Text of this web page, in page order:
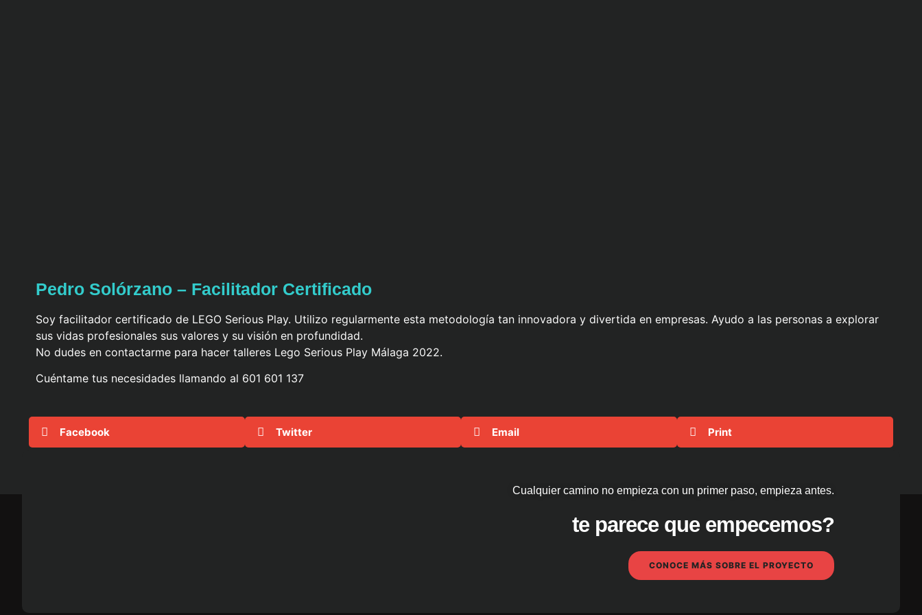
Pedro Solórzano – Facilitador Certificado
Soy facilitador certificado de LEGO Serious Play. Utilizo regularmente esta metodología tan innovadora y divertida en empresas. Ayudo a las personas a explorar
sus vidas profesionales sus valores y su visión en profundidad.
No dudes en contactarme para hacer talleres Lego Serious Play Málaga 2022.
Cuéntame tus necesidades llamando al 601 601 137
Facebook Twitter Email Print
Cualquier camino no empieza con un primer paso, empieza antes.
te parece que empecemos?
CONOCE MÁS SOBRE EL PROYECTO